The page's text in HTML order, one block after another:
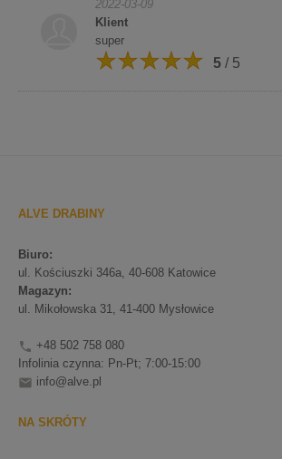
2022-03-09
Klient
super
5 / 5
ALVE DRABINY
Biuro:
ul. Kościuszki 346a, 40-608 Katowice
Magazyn:
ul. Mikołowska 31, 41-400 Mysłowice
 +48 502 758 080
Infolinia czynna: Pn-Pt; 7:00-15:00
 info@alve.pl
NA SKRÓTY